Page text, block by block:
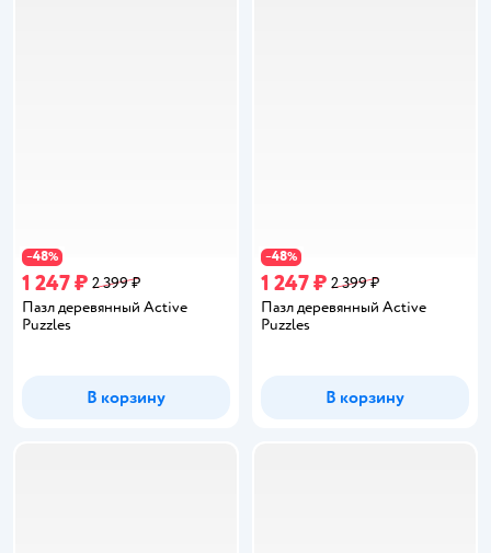
−48%
1 247 ₽ 2 399 ₽
Пазл деревянный Active
Puzzles
В корзину
−48%
1 247 ₽ 2 399 ₽
Пазл деревянный Active
Puzzles
В корзину